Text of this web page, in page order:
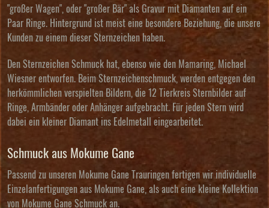
"großer Wagen", oder "großer Bär" als Gravur mit Diamanten auf ein
Paar Ringe. Hintergrund ist meist eine besondere Beziehung, die unsere
Kunden zu einem dieser Sternzeichen haben.
Den Sternzeichen Schmuck hat, ebenso wie den Mamaring, Michael
Wiesner entworfen. Beim Sternzeichenschmuck, werden entgegen den
herkömmlichen verspielten Bildern, die 12 Tierkreis Sternbilder auf
Ringe, Armbänder oder Anhänger aufgebracht. Für jeden Stern wird
dabei ein kleiner Diamant ins Edelmetall eingearbeitet.
Schmuck aus Mokume Gane
Passend zu unseren Mokume Gane Trauringen fertigen wir individuelle
Einzelanfertigungen aus Mokume Gane, als auch eine kleine Kollektion
von Mokume Gane Schmuck an.